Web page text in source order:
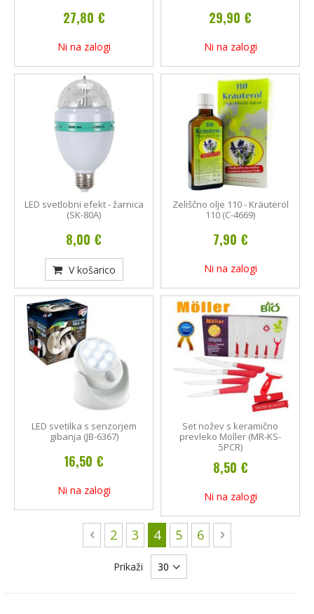
27,80 €
Ni na zalogi
29,90 €
Ni na zalogi
LED svetlobni efekt - žarnica
(SK-80A)
8,00 €
V košarico
Zeliščno olje 110 - Kräuteröl
110 (C-4669)
7,90 €
Ni na zalogi
LED svetilka s senzorjem
gibanja (JB-6367)
16,50 €
Ni na zalogi
Set nožev s keramično
prevleko Möller (MR-KS-
5PCR)
8,50 €
Ni na zalogi
Stran
Stran
Prejšnja
Stran
2 Stran
3 Trenutno berete stran
4 Stran
5 Stran
6 Stran
Naslednja
Prikaži